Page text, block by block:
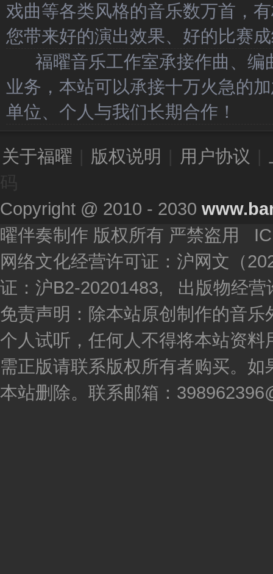
戏曲等各类风格的音乐数万首，
您带来好的演出效果、好的比赛
福曜音乐工作室承接作曲、编
业务，本站可以承接十万火急的
单位、个人与我们长期合作！
关于福曜 版权说明 用户协议
Copyright @ 2010 - 2030
曜伴奏制作 版权所有 严禁盗用
网络文化经营许可证：沪网文（
证：沪B2-20201483, 出版物经营
免责声明：除本站原创制作的音
个人试听，任何人不得将本站资
需正版请联系版权所有者购买。
本站删除。联系邮箱：